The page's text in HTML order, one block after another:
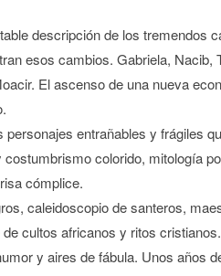
descripción de los tremendos
esos cambios. Gabriela, Nacib,
El ascenso de una nueva
entrañables y frágiles
colorido, mitología
cómplice.
caleidoscopio de santeros,
cultos africanos y ritos
y aires de fábula. Unos años